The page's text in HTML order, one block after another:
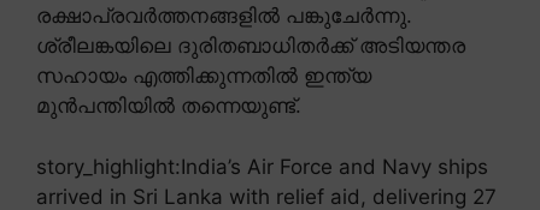
രക്ഷാപ്രവർത്തനങ്ങളിൽ പങ്കുചേർന്നു.
ശ്രീലങ്കയിലെ ദുരിതബാധിതർക്ക് അടിയന്തര
സഹായം എത്തിക്കുന്നതിൽ ഇന്ത്യ
മുൻപന്തിയിൽ തന്നെയുണ്ട്.
story_highlight:India’s Air Force and Navy ships
arrived in Sri Lanka with relief aid, delivering 27